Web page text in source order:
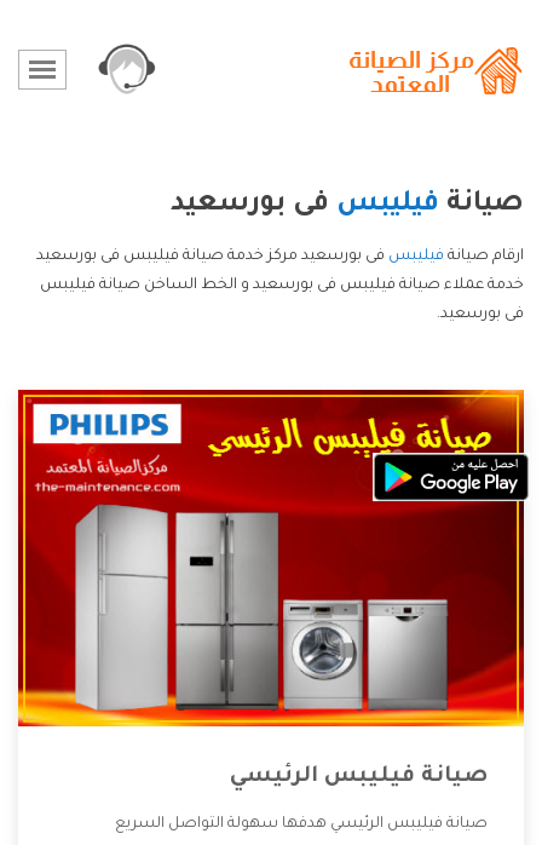
صيانة فيليبس فى بورسعيد
ارقام صيانة فيليبس فى بورسعيد مركز خدمة صيانة فيليبس فى بورسعيد
خدمة عملاء صيانة فيليبس فى بورسعيد و الخط الساخن صيانة فيليبس
فى بورسعيد.
صيانة فيليبس الرئيسي
صيانة فيليبس الرئيسي هدفها سهولة التواصل السريع